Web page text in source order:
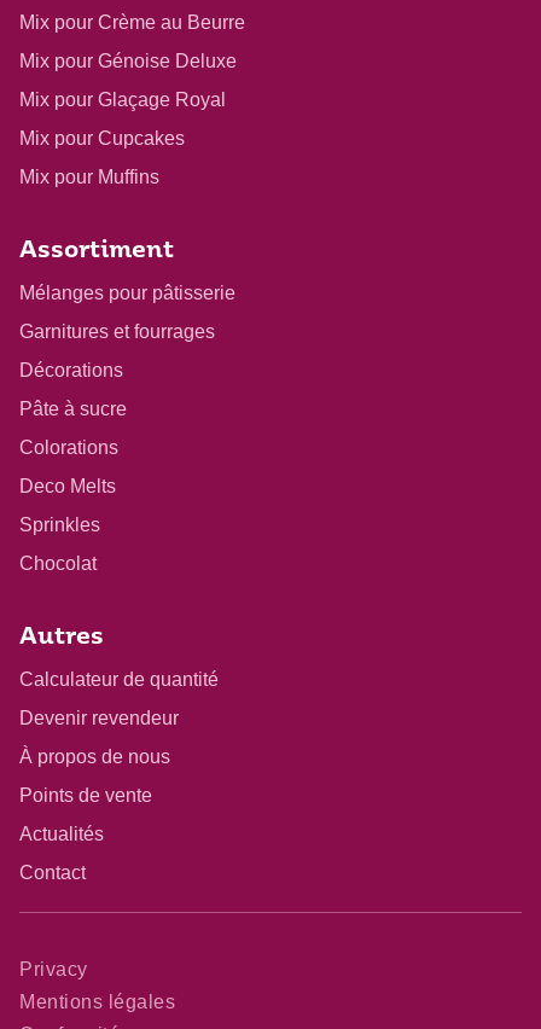
Mix pour Crème au Beurre
Mix pour Génoise Deluxe
Mix pour Glaçage Royal
Mix pour Cupcakes
Mix pour Muffins
Assortiment
Mélanges pour pâtisserie
Garnitures et fourrages
Décorations
Pâte à sucre
Colorations
Deco Melts
Sprinkles
Chocolat
Autres
Calculateur de quantité
Devenir revendeur
À propos de nous
Points de vente
Actualités
Contact
Privacy
Mentions légales